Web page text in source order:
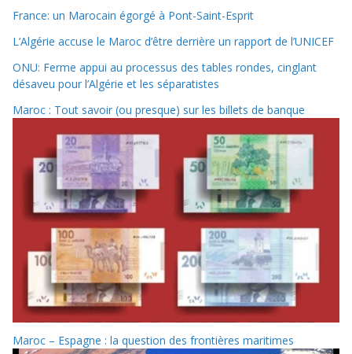
France: un Marocain égorgé à Pont-Saint-Esprit
L’Algérie accuse le Maroc d’être derrière un rapport de l’UNICEF
ONU: Ferme appui au processus des tables rondes, cinglant
désaveu pour l’Algérie et les séparatistes
Maroc : Tout savoir (ou presque) sur les billets de banque
Maroc – Espagne : la question des frontières maritimes